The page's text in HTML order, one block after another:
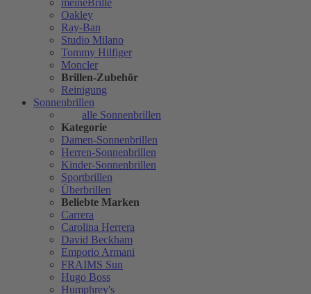
meineBrille
Oakley
Ray-Ban
Studio Milano
Tommy Hilfiger
Moncler
Brillen-Zubehör
Reinigung
Sonnenbrillen
alle Sonnenbrillen
Kategorie
Damen-Sonnenbrillen
Herren-Sonnenbrillen
Kinder-Sonnenbrillen
Sportbrillen
Überbrillen
Beliebte Marken
Carrera
Carolina Herrera
David Beckham
Emporio Armani
FRAIMS Sun
Hugo Boss
Humphrey's